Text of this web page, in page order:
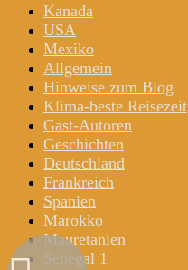
Kanada
USA
Mexiko
Allgemein
Hinweise zum Blog
Klima-beste Reisezeit
Gast-Autoren
Geschichten
Deutschland
Frankreich
Spanien
Marokko
Mauretanien
Senegal 1